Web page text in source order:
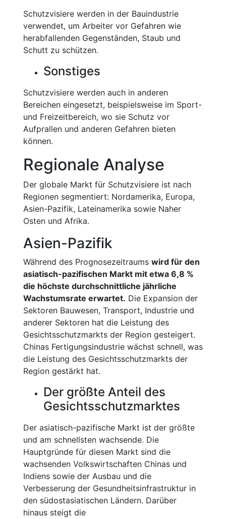
Schutzvisiere werden in der Bauindustrie
verwendet, um Arbeiter vor Gefahren wie
herabfallenden Gegenständen, Staub und
Schutt zu schützen.
Sonstiges
Schutzvisiere werden auch in anderen
Bereichen eingesetzt, beispielsweise im Sport-
und Freizeitbereich, wo sie Schutz vor
Aufprallen und anderen Gefahren bieten
können.
Regionale Analyse
Der globale Markt für Schutzvisiere ist nach
Regionen segmentiert: Nordamerika, Europa,
Asien-Pazifik, Lateinamerika sowie Naher
Osten und Afrika.
Asien-Pazifik
Während des Prognosezeitraums wird für den
asiatisch-pazifischen Markt mit etwa 6,8 %
die höchste durchschnittliche jährliche
Wachstumsrate erwartet. Die Expansion der
Sektoren Bauwesen, Transport, Industrie und
anderer Sektoren hat die Leistung des
Gesichtsschutzmarkts der Region gesteigert.
Chinas Fertigungsindustrie wächst schnell, was
die Leistung des Gesichtsschutzmarkts der
Region gestärkt hat.
Der größte Anteil des
Gesichtsschutzmarktes
Der asiatisch-pazifische Markt ist der größte
und am schnellsten wachsende. Die
Hauptgründe für diesen Markt sind die
wachsenden Volkswirtschaften Chinas und
Indiens sowie der Ausbau und die
Verbesserung der Gesundheitsinfrastruktur in
den südostasiatischen Ländern. Darüber
hinaus steigt die